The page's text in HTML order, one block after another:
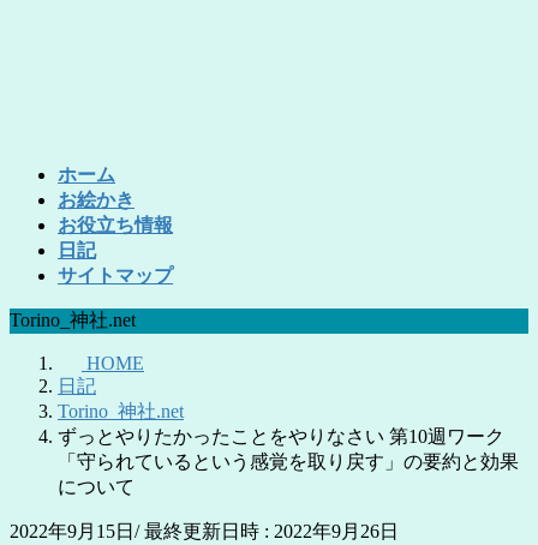
ホーム
お絵かき
お役立ち情報
日記
サイトマップ
Torino_神社.net
HOME
日記
Torino_神社.net
ずっとやりたかったことをやりなさい 第10週ワーク
「守られているという感覚を取り戻す」の要約と効果
について
2022年9月15日 / 最終更新日時 : 2022年9月26日